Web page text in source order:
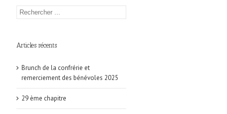
Articles récents
Brunch de la confrérie et
remerciement des bénévoles 2025
29 ème chapitre